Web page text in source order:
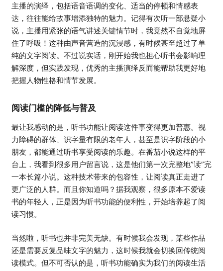
主播的演绎，包括语音语调的变化、适当的停顿和情感表
达，往往能给故事增添独特的魅力。记得有次听一部悬疑小
说，主播用紧张的语气讲述关键情节时，我竟然不自觉地屏
住了呼吸！这种由声音营造的沉浸感，有时候甚至超过了单
纯的文字阅读。不过说实话，刚开始我也担心听书会影响理
解深度，但实践发现，优秀的主播演绎反而能帮助我更好地
把握人物性格和情节发展。
阅读门槛的降低与普及
最让我感动的是，听书功能让阅读这件事变得更加普惠。视
力障碍的群体、识字量有限的老年人，甚至是识字阶段的小
朋友，都能通过听书享受阅读的乐趣。在番茄小说这样的平
台上，我看到很多用户留言说，这是他们第一次完整地”读”完
一本长篇小说。这种技术带来的包容性，让阅读真正走进了
更广泛的人群。而且你知道吗？据我观察，很多原本不爱读
书的年轻人，正是因为听书功能的便利性，开始培养起了阅
读习惯。
当然啦，听书也并非完美无缺。有时候我会发现，某些作品
还是需要反复品味文字的魅力，这时候我就会切换回传统阅
读模式。但不可否认的是，听书功能确实为我们的阅读生活